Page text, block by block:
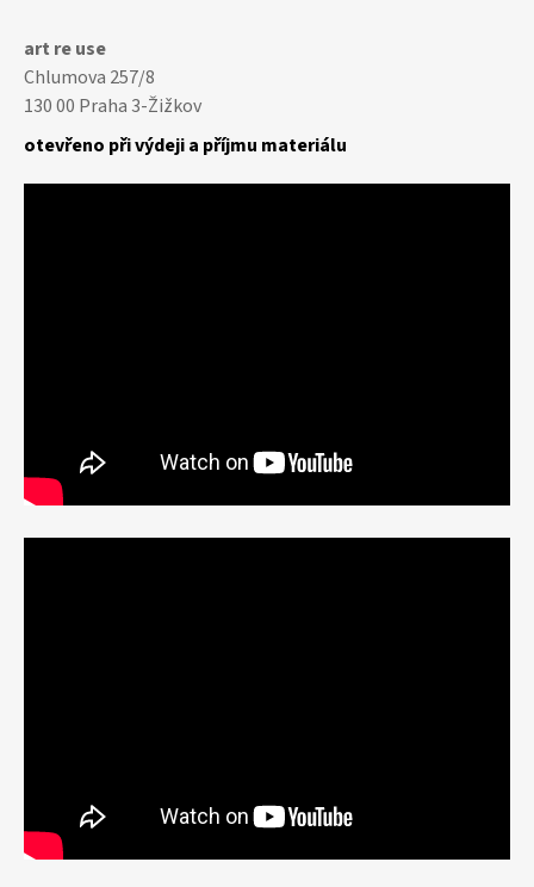
art re use
Chlumova 257/8
130 00 Praha 3-Žižkov
otevřeno při výdeji a příjmu materiálu